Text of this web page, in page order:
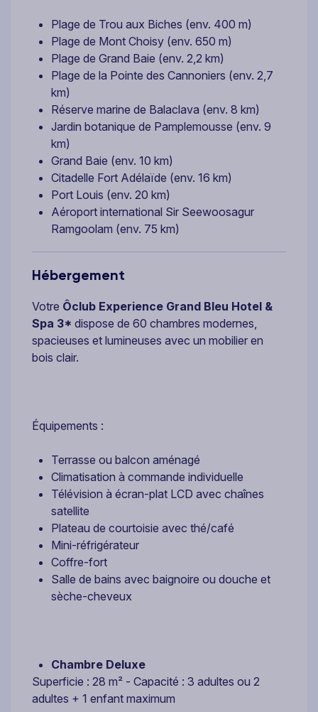
Plage de Trou aux Biches (env. 400 m)
Plage de Mont Choisy (env. 650 m)
Plage de Grand Baie (env. 2,2 km)
Plage de la Pointe des Cannoniers (env. 2,7
km)
Réserve marine de Balaclava (env. 8 km)
Jardin botanique de Pamplemousse (env. 9
km)
Grand Baie (env. 10 km)
Citadelle Fort Adélaïde (env. 16 km)
Port Louis (env. 20 km)
Aéroport international Sir Seewoosagur
Ramgoolam (env. 75 km)
Hébergement
Votre Ôclub Experience Grand Bleu Hotel &
Spa 3* dispose de 60 chambres modernes,
spacieuses et lumineuses avec un mobilier en
bois clair.
Équipements :
Terrasse ou balcon aménagé
Climatisation à commande individuelle
Télévision à écran-plat LCD avec chaînes
satellite
Plateau de courtoisie avec thé/café
Mini-réfrigérateur
Coffre-fort
Salle de bains avec baignoire ou douche et
sèche-cheveux
Chambre Deluxe
Superficie : 28 m² - Capacité : 3 adultes ou 2
adultes + 1 enfant maximum